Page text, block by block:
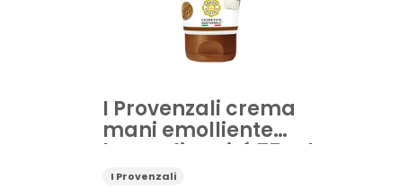
I Provenzali crema
mani emolliente
burro di Karité 75 ml
I Provenzali